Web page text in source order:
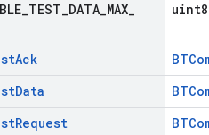
TEST DATA MAX
Ack
Data
Request